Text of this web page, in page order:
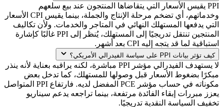
PPI يقيس الأسعار التي يتقاضاها المنتجون عند بيع سلعهم
وخدماتهم، أي تضخم مرحلة الإنتاج والجملة، بينما يقيس CPI الأسعار
التي يدفعها المستهلك النهائي في المتاجر والخدمات. ولأن تكاليف
المنتجين تنتقل تدريجيًا إلى المستهلك، يُنظر إلى PPI غالبًا كإشارة
استباقية لما قد يتجه إليه CPI بعد أشهر.
كيف تؤثر بيانات PPI على سياسة الفيدرالي الأمريكي؟
لا يستهدف الفيدرالي مؤشر PPI مباشرة، لكنه يراقبه بعناية لأنه ينذر
مبكرًا بضغوط الأسعار قبل وصولها للمستهلك، كما تدخل بعض
مكوناته في حساب مؤشر PCE المفضل لديه. فارتفاع PPI المتواصل
يعزز مبررات إبقاء الفائدة مرتفعة، بينما تراجعه يدعم سيناريو
تخفيف السياسة النقدية تدريجيًا.